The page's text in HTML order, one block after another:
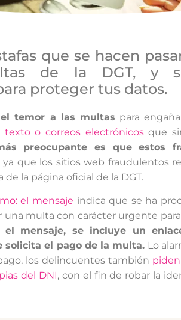
que se hacen
de la DGT, y
proteger tus datos.
temor a las multas para
texto o correos electrónicosque
preocupante es que estos
ya que los sitios web fraudulentos
la página oficial de la DGT.
el mensaje indica que se ha
una multa con carácter urgente
el mensaje, se incluye un
solicita el pago de la multa. Lo
los delincuentes también
del DNI, con el fin de robar la